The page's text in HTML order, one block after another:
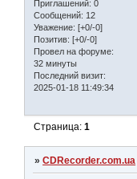
Приглашений: 0
Сообщений: 12
Уважение: [+0/-0]
Позитив: [+0/-0]
Провел на форуме:
32 минуты
Последний визит:
2025-01-18 11:49:34
Страница:1
»CDRecorder.com.ua